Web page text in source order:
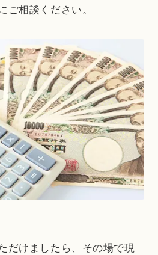
ご相談ください。
だけましたら、その場で現